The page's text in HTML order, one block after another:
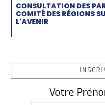
CONSULTATION DES
COMITÉ DES RÉGIONS
L'AVENIR
Votre